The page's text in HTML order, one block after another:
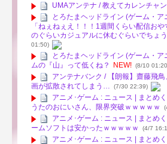
UMAアンテナ / 教えてカレンチャン
とろたまヘッドライン (ゲーム・
「ねぇねぇえ！！！1週間くらい配信お
のぐらいカジュアルに休むぐらいでちょ
01:50)
とろたまヘッドライン (ゲーム・
ムの『山』って低くね？
NEW! (8/10
アンテナバンク / 【朗報】齋藤飛
画が拡散されてしまう…
(7/30 22:39)
アニメ･ゲーム : ニュース | まとめ
うたのおにいさん、限界突破ｗｗｗｗｗ
アニメ･ゲーム : ニュース | まとめ
ームソフトは安かったｗｗｗｗｗ
(4/7
アニメ･ゲーム : ニュース | まとめ